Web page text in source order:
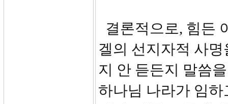
결론적으로, 힘든
겔의 선지자적 사
지 안 듣든지 말씀
하나님 나라가 임